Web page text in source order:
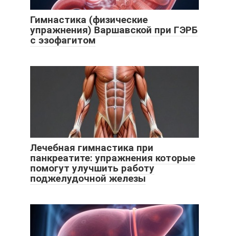
Гимнастика (физические
упражнения) Варшавской при ГЭРБ
с эзофагитом
Лечебная гимнастика при
панкреатите: упражнения которые
помогут улучшить работу
поджелудочной железы